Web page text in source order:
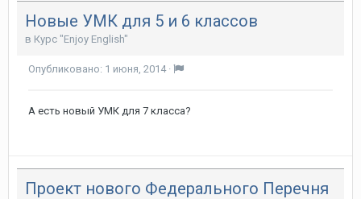
Новые УМК для 5 и 6 классов
в Курс "Enjoy English"
Опубликовано: 1 июня, 2014·
А есть новый УМК для 7 класса?
Проект нового Федерального Перечня